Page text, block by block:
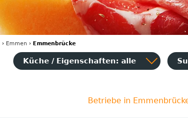
› Emmen › Emmenbrücke
Küche / Eigenschaften: alle
Betriebe in